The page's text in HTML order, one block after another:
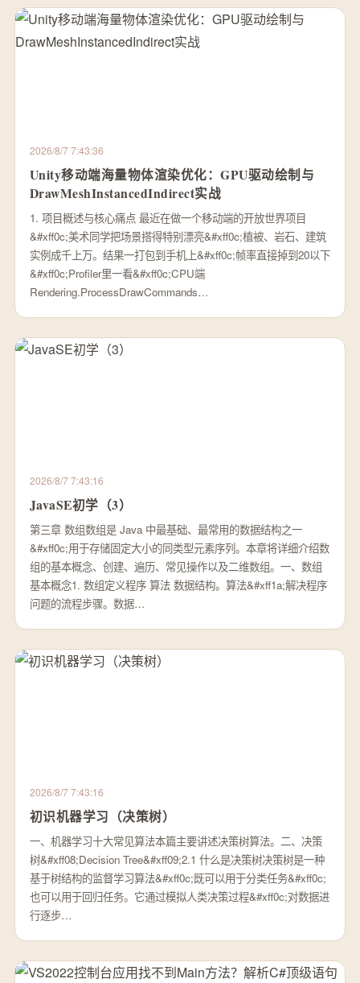
2026/8/7 7:43:36
Unity移动端海量物体渲染优化：GPU驱动绘制与
DrawMeshInstancedIndirect实战
1. 项目概述与核心痛点 最近在做一个移动端的开放世界项目
&#xff0c;美术同学把场景搭得特别漂亮&#xff0c;植被、岩石、建筑
实例成千上万。结果一打包到手机上&#xff0c;帧率直接掉到20以下
&#xff0c;Profiler里一看&#xff0c;CPU端
Rendering.ProcessDrawCommands…
2026/8/7 7:43:16
JavaSE初学（3）
第三章 数组数组是 Java 中最基础、最常用的数据结构之一
&#xff0c;用于存储固定大小的同类型元素序列。本章将详细介绍数
组的基本概念、创建、遍历、常见操作以及二维数组。一、数组
基本概念1. 数组定义程序 算法 数据结构。算法&#xff1a;解决程序
问题的流程步骤。数据…
2026/8/7 7:43:16
初识机器学习（决策树）
一、机器学习十大常见算法本篇主要讲述决策树算法。二、决策
树&#xff08;Decision Tree&#xff09;2.1 什么是决策树决策树是一种
基于树结构的监督学习算法&#xff0c;既可以用于分类任务&#xff0c;
也可以用于回归任务。它通过模拟人类决策过程&#xff0c;对数据进
行逐步…